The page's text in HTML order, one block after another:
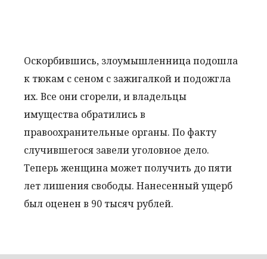
Оскорбившись, злоумышленница подошла
к тюкам с сеном с зажигалкой и подожгла
их. Все они сгорели, и владельцы
имущества обратились в
правоохранительные органы. По факту
случившегося завели уголовное дело.
Теперь женщина может получить до пяти
лет лишения свободы. Нанесенный ущерб
был оценен в 90 тысяч рублей.